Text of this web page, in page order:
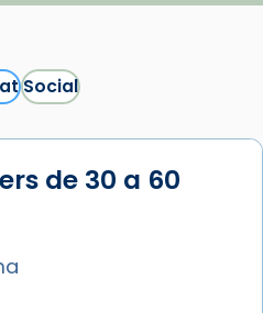
Social
de 30 a 60